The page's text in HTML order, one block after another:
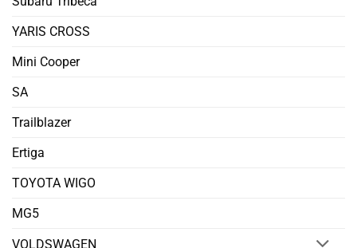
YARIS CROSS
Mini Cooper
SA
Trailblazer
Ertiga
TOYOTA WIGO
MG5
VOLDSWAGEN